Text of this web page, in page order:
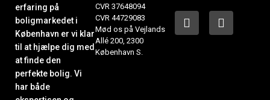
erfaring på
boligmarkedet i
København er vi klar
til at hjælpe dig med
at finde den
perfekte bolig. Vi
har både
CVR 37648094
CVR 44729083
Mød os på Vejlands
Allé 200, 2300
København S.